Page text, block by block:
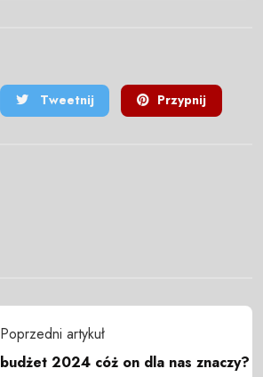
Tweetnij Przypnij
Poprzedni artykuł
budżet 2024 cóż on dla nas znaczy?